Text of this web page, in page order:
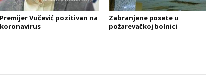
Premijer Vučević pozitivan na
koronavirus
Zabranjene posete u
požarevačkoj bolnici